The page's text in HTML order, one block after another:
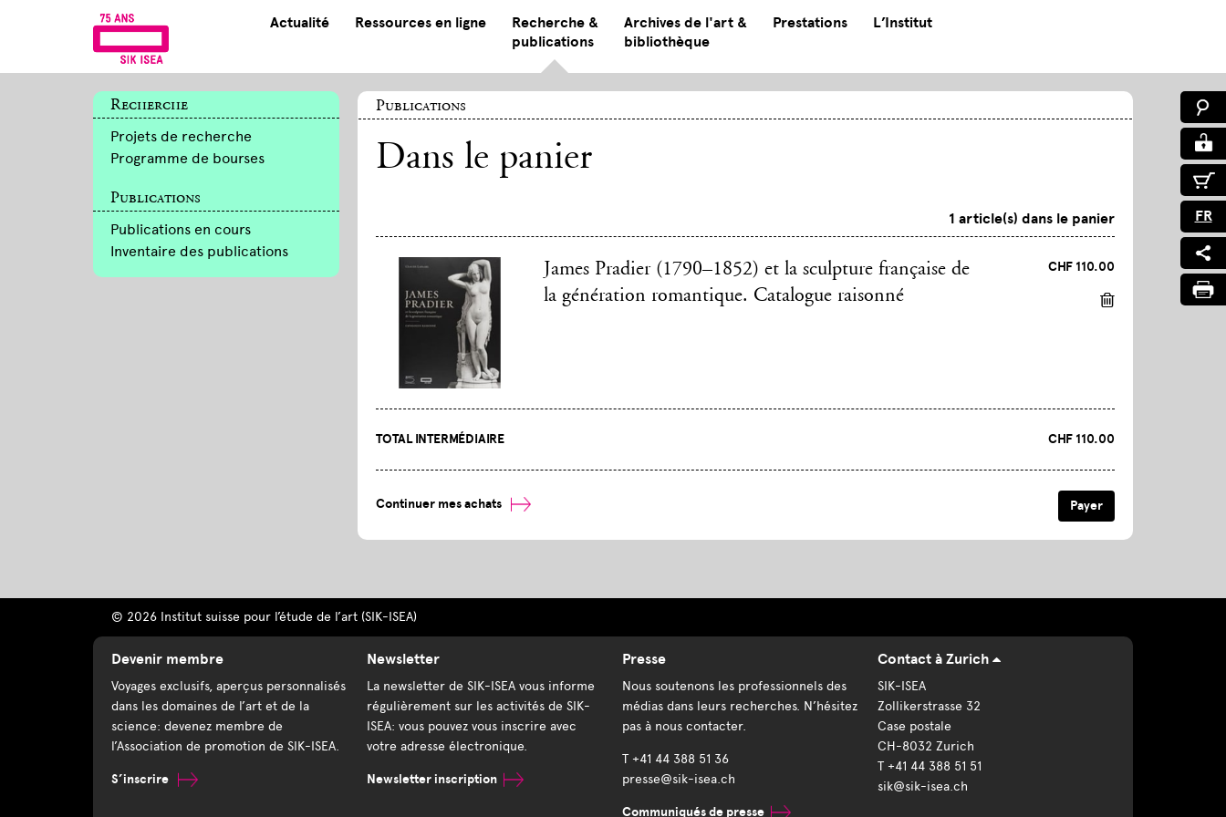
Actualité Ressources en ligne
Recherche &
publications
Archives de l'art &
bibliothèque
Prestations L’Institut
FR
Recherche
Projets de recherche
Programme de bourses
Publications
Publications en cours
Inventaire des publications
Publications
Dans le panier
1 article(s) dans le panier
James Pradier (1790–1852) et la sculpture française de
la génération romantique. Catalogue raisonné
CHF 110.00
TOTAL INTERMÉDIAIRE CHF 110.00
Continuer mes achats
© 2026 Institut suisse pour l’étude de l’art (SIK-ISEA)
Devenir membre
Voyages exclusifs, aperçus personnalisés
dans les domaines de l’art et de la
science: devenez membre de
l’Association de promotion de SIK-ISEA.
S’inscrire
Newsletter
La newsletter de SIK-ISEA vous informe
régulièrement sur les activités de SIK-
ISEA: vous pouvez vous inscrire avec
votre adresse électronique.
Newsletter inscription
Presse
Nous soutenons les professionnels des
médias dans leurs recherches. N’hésitez
pas à nous contacter.
T +41 44 388 51 36
presse@sik-isea.ch
Communiqués de presse
Contact à Zurich
SIK-ISEA
Zollikerstrasse 32
Case postale
CH-8032 Zurich
T +41 44 388 51 51
sik@sik-isea.ch